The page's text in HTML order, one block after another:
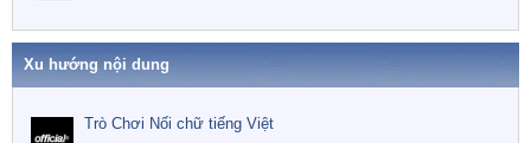
Xu hướng nội dung
Trò Chơi Nối chữ tiếng Việt